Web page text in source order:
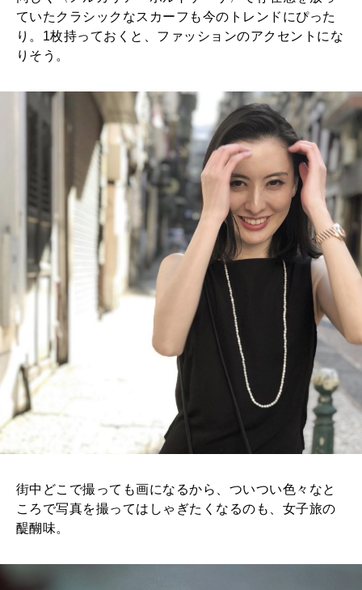
ていたクラシックなスカーフも今のトレンドにぴった
り。1枚持っておくと、ファッションのアクセントにな
りそう。
街中どこで撮っても画になるから、ついつい色々なと
ころで写真を撮ってはしゃぎたくなるのも、女子旅の
醍醐味。